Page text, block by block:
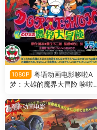
1080P
粤语动画电影哆啦A
梦：大雄的魔界大冒险 哆啦A
粤语版
粤语动画电影